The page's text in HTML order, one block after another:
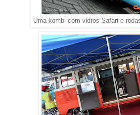
Uma kombi com vidros Safari e